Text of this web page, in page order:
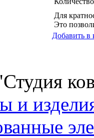
Для
Это
Добавить в
и